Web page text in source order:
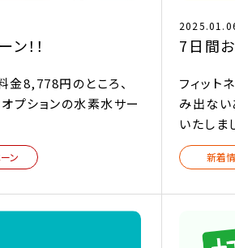
！！
8,778円のところ、
オプションの水素水サー
ン
7日間
フィット
み出ない
いたしま
新着